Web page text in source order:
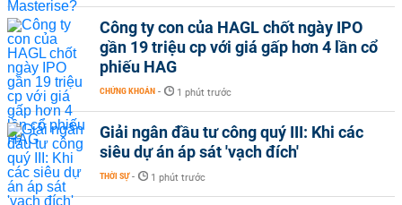
Công ty con của HAGL chốt ngày IPO
gần 19 triệu cp với giá gấp hơn 4 lần cổ
phiếu HAG
CHỨNG KHOÁN - 1 phút trước
Giải ngân đầu tư công quý III: Khi các
siêu dự án áp sát 'vạch đích'
THỜI SỰ - 1 phút trước